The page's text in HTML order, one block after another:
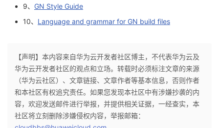
9、 GN Style Guide
10、 Language and grammar for GN build files
【声明】本内容来自华为云开发者社区博主，不代表华为云及
华为云开发者社区的观点和立场。转载时必须标注文章的来源
（华为云社区）、文章链接、文章作者等基本信息，否则作者
和本社区有权追究责任。如果您发现本社区中有涉嫌抄袭的内
容，欢迎发送邮件进行举报，并提供相关证据，一经查实，本
社区将立刻删除涉嫌侵权内容，举报邮箱：